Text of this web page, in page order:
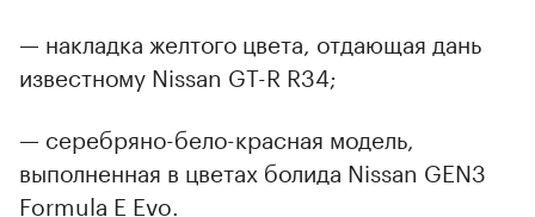
— накладка желтого цвета, отдающая дань
известному Nissan GT-R R34;
— серебряно-бело-красная модель,
выполненная в цветах болида Nissan GEN3
Formula E Evo.